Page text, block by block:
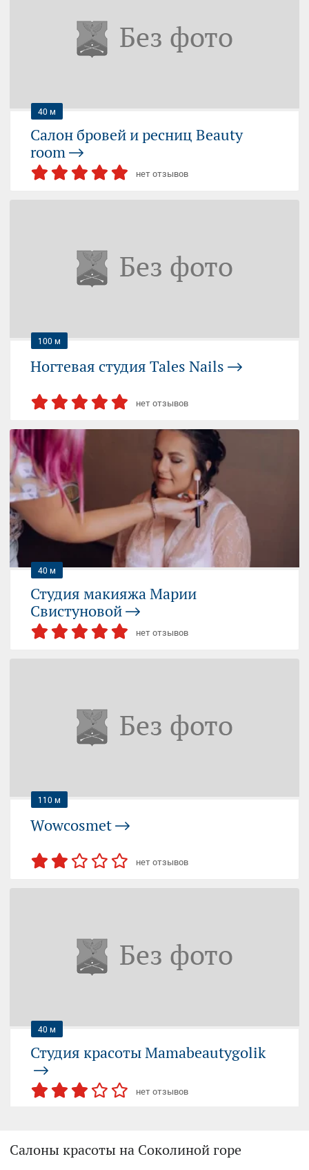
Москва, Электродный проезд, 6 ст1
09:00-21:00 (пн-вс)
+7 (916) 780...
40 м
Салон бровей и ресниц Beauty
room
нет отзывов
Москва, Электродный проезд, 6с1
10:00-20:00 (пн-вс)
+7 (925) 079...
100 м
Ногтевая студия Tales Nails
нет отзывов
ШОССЕ ЭНТУЗИАСТОВ (МЦК)
ШОССЕ ЭНТУЗИАСТОВ
Москва, Электродный проезд, 8
09:00-22:00 (пн-вс)
+7 (980) 179...— показать
40 м
Студия макияжа Марии
Свистуновой
нет отзывов
Москва, Электродный проезд, 6с1
08:00-23:00 (пн-вс)
+7 (926) 188...
110 м
Wowcosmet
нет отзывов
Москва, Электродный проезд, 8
11:00-20:00 (пн-вс)
+7 (904) 568...
40 м
Студия красоты Mamabeautygolik
нет отзывов
ШОССЕ ЭНТУЗИАСТОВ
Салоны красоты на Соколиной горе